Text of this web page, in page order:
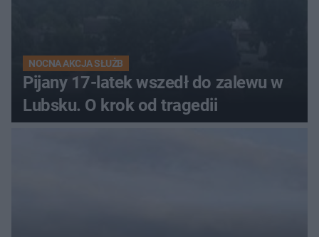
NOCNA AKCJA SŁUŻB
Pijany 17-latek wszedł do zalewu w
Lubsku. O krok od tragedii